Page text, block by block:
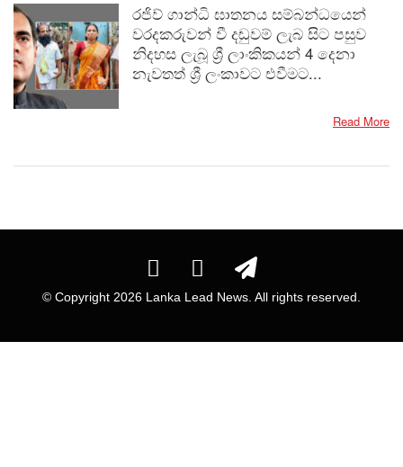
රජිව් ගාන්ධි ඝාතනය සම්බන්ධයෙන්
වරදකරුවන් වී දඬුවම් ලැබ සිට පසුව
නිදහස ලැබූ ශ්‍රී ලාංකිකයන් 4 දෙනා
නැවතත් ශ්‍රී ලංකාවට එවීමට...
Read More
© Copyright 2026 Lanka Lead News. All rights reserved.